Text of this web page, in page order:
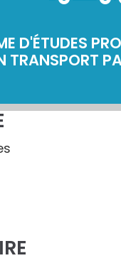
D'ÉTUDES
TRANSPORT